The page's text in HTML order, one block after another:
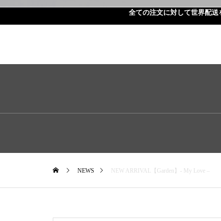
全ての注文に対して世界配
NEWS NEW ARRIVAL【Garden】- My Love –